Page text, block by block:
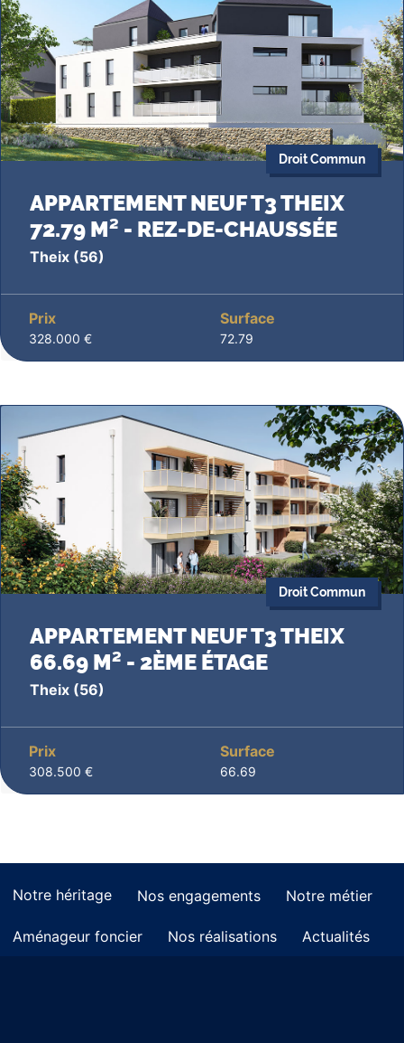
Droit Commun
APPARTEMENT NEUF T3 THEIX
72.79 M² - REZ-DE-CHAUSSÉE
Theix (56)
Prix
328.000 €
Surface
72.79
Droit Commun
APPARTEMENT NEUF T3 THEIX
66.69 M² - 2ÈME ÉTAGE
Theix (56)
Prix
308.500 €
Surface
66.69
Notre héritage Nos engagements Notre métier
Aménageur foncier Nos réalisations Actualités